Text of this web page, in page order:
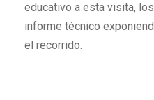
educativo a esta visita,
informe técnico
el recorrido.